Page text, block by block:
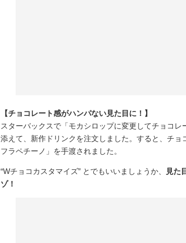
【チョコレート感がハンパない見た目に！】
スターバックスで「モカシロップに変更してチョコ
添えて、新作ドリンクを注文しました。すると、チョ
フラペチーノ」を手渡されました。
“Wチョコカスタマイズ” とでもいいましょうか、
見た
ゾ！